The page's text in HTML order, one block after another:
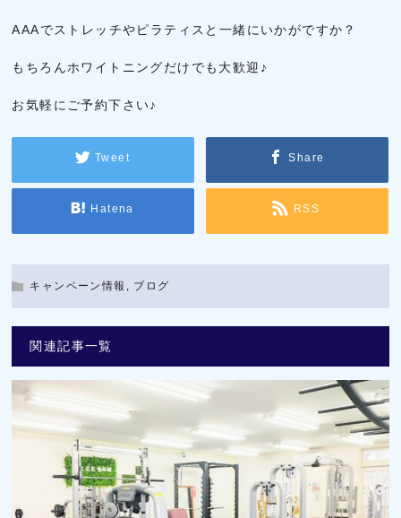
AAAでストレッチやピラティスと一緒にいかがですか？
もちろんホワイトニングだけでも大歓迎♪
お気軽にご予約下さい♪
Tweet Share
Hatena RSS
キャンペーン情報 , ブログ
関連記事一覧